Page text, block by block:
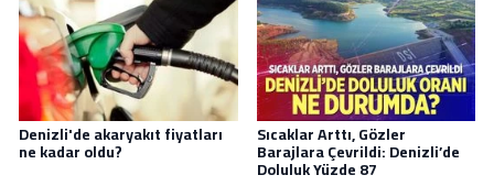
Denizli'de akaryakıt fiyatları
ne kadar oldu?
Sıcaklar Arttı, Gözler
Barajlara Çevrildi: Denizli’de
Doluluk Yüzde 87